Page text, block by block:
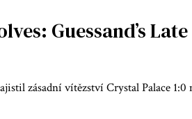
Guessand’s
zásadní vítězství Crystal Palace